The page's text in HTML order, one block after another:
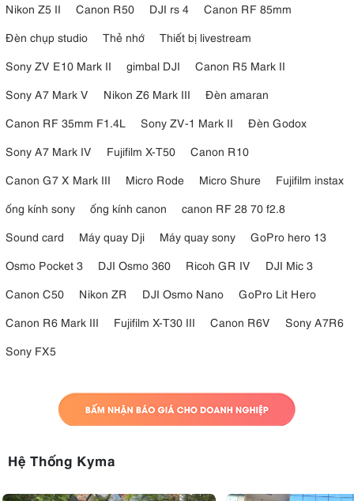
Nikon Z5 II
Canon R50 DJI rs 4
Canon RF 85mm
Đèn chụp studio
Thẻ nhớ
Thiết bị livestream
Sony ZV E10 Mark II
gimbal DJI
Canon R5 Mark II
Sony A7 Mark V
Nikon Z6 Mark III
Đèn amaran
Canon RF 35mm F1.4L
Sony ZV-1 Mark II
Đèn Godox
Sony A7 Mark IV
Fujifilm X-T50
Canon R10
Canon G7 X Mark III
Micro Rode Micro Shure
Fujifilm instax
ống kính sony
ống kính canon
canon RF 28 70 f2.8
Sound card
Máy quay Dji Máy quay sony
GoPro hero 13
Osmo Pocket 3
DJI Osmo 360 Ricoh GR IV
DJI Mic 3
Canon C50
Nikon ZR DJI Osmo Nano
GoPro Lit Hero
Canon R6 Mark III
Fujifilm X-T30 III Canon R6V
Sony A7R6
Sony FX5
Hệ Thống Kyma